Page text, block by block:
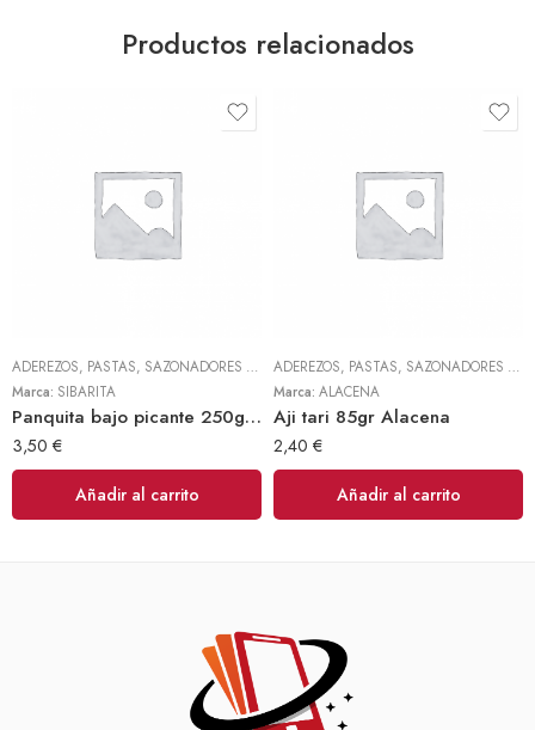
Productos relacionados
ADEREZOS, PASTAS, SAZONADORES Y CONDIMENTOS ,TODOS
Marca: SIBARITA
Panquita bajo picante 250gr (Sibarita)
3,50 €
Añadir al carrito
ADEREZOS, PASTAS, SAZONADORES Y CONDIMENTOS
Marca: ALACENA
Aji tari 85gr Alacena
2,40 €
Añadir al carrito